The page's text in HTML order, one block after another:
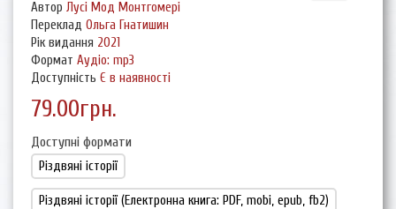
Автор Лусі Мод Монтгомері
Переклад Ольга Гнатишин
Рік видання 2021
Формат Аудіо: mp3
Доступність Є в наявності
79.00грн.
Доступні формати
Різдвяні історії
Різдвяні історії (Електронна книга: PDF, mobi, epub, fb2)